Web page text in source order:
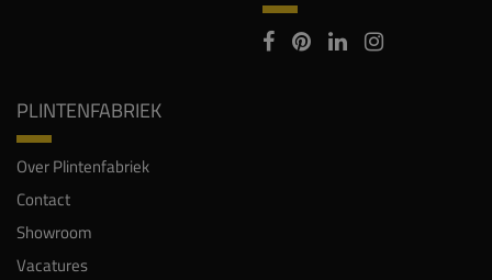
PLINTENFABRIEK
Over Plintenfabriek
Contact
Showroom
Vacatures